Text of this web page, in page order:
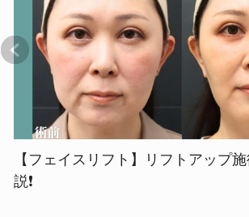
てまれ）
【フェイスリフト】リフトアップ
説❗️